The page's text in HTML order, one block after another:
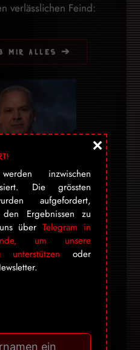
verlässlichen Feind:
mir alles ➔
die
darf seinen
inzwischen
Die grössten
aufgefordert,
Ergebnissen zu
überTelegram in
um unsere
unterstützen oder
×